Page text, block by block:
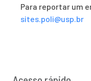
Para reportar um
sites.poli@usp.br